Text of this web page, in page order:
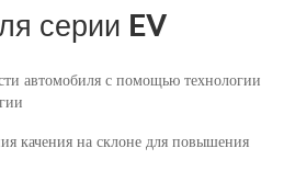
серии EV
автомобиля с помощью технологии
качения на склоне для повышения